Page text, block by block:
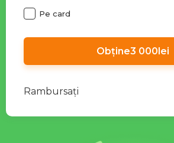
Pe card
Obține3 000lei
Rambursați